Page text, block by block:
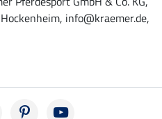
info@kraemer.de,